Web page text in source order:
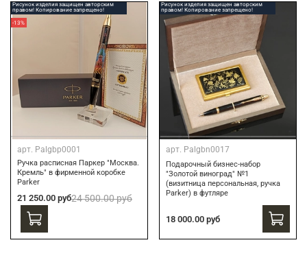
Рисунок изделия защищен авторским
правом! Копирование запрещено!
-13%
арт. Palgbp0001
Ручка расписная Паркер "Москва.
Кремль" в фирменной коробке
Parker
21 250.00 руб24 500.00 руб
Рисунок изделия защищен авторским
правом! Копирование запрещено!
арт. Palgbn0017
Подарочный бизнес-набор
"Золотой виноград" №1
(визитница персональная, ручка
Parker) в футляре
18 000.00 руб